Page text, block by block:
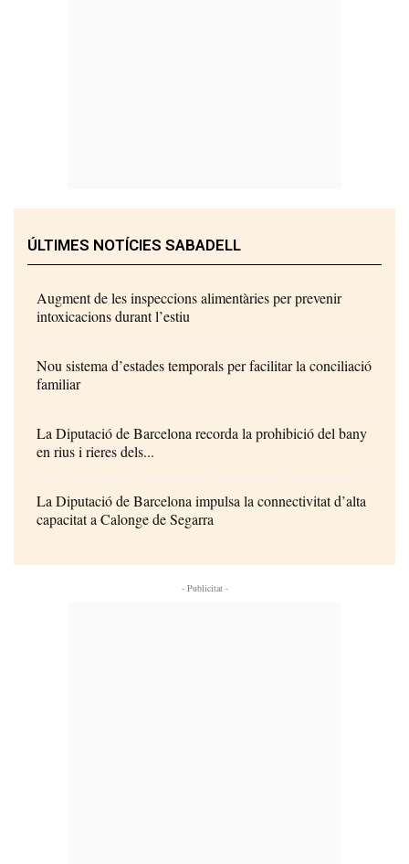
ÚLTIMES NOTÍCIES SABADELL
Augment de les inspeccions alimentàries per prevenir
intoxicacions durant l’estiu
Nou sistema d’estades temporals per facilitar la conciliació
familiar
La Diputació de Barcelona recorda la prohibició del bany
en rius i rieres dels...
La Diputació de Barcelona impulsa la connectivitat d’alta
capacitat a Calonge de Segarra
- Publicitat -